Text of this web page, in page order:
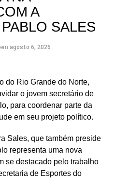
o compromisso
A
SALES
em agosto 6, 2026
do Rio Grande do Norte,
o jovem secretário de
para coordenar parte da
em seu projeto político.
Sales, que também preside
representa uma nova
se destacado pelo trabalho
de Esportes do